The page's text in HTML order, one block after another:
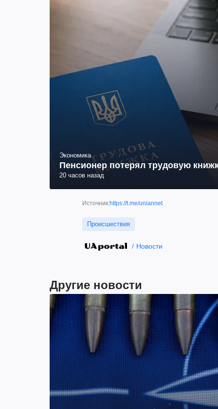
Экономика
Пенсионер потерял трудовую
20 часов назад
Источник:https://t.me/uniannet
Происшествия
Новости
Другие новости